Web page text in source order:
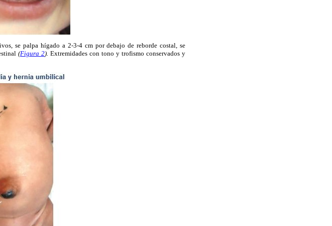
se palpa hígado a 2-3-4 cm por debajo de reborde costal, se
(Figura 2). Extremidades con tono y trofismo conservados y